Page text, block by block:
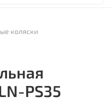
коляски
PS35